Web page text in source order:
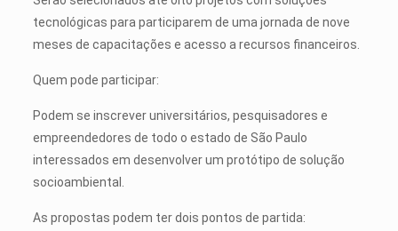
tecnológicas para participarem de uma jornada de nove
meses de capacitações e acesso a recursos financeiros.
Quem pode participar:
Podem se inscrever universitários, pesquisadores e
empreendedores de todo o estado de São Paulo
interessados em desenvolver um protótipo de solução
socioambiental.
As propostas podem ter dois pontos de partida: